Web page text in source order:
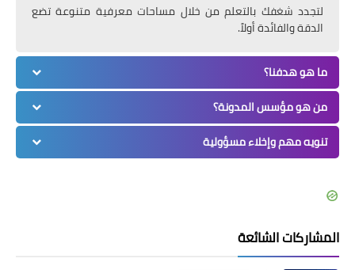
لتجدد شغفك بالتعلم من خلال مساحات معرفية متنوعة تضع
الدقة والفائدة أولاً.
ما هو هدفنا؟
من هو مؤسس المدونة؟
تنويه مهم وإخلاء مسؤولية
المشاركات الشائعة